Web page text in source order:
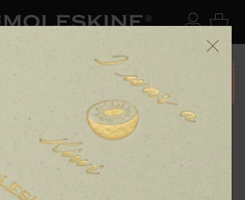
ョンの切替 ログ
ワードなど) カ
円以上のご購入で送料無料 メニ